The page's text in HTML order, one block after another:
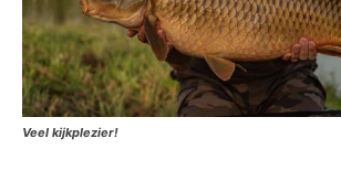
Veel kijkplezier!